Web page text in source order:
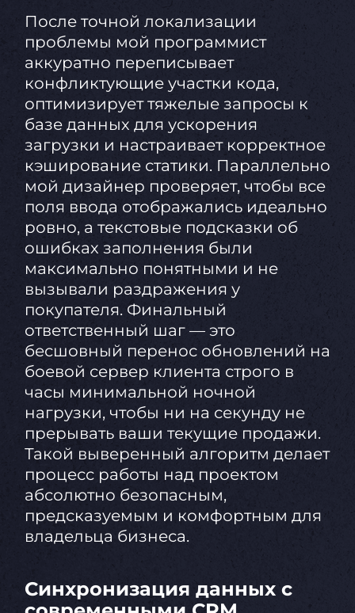
После точной локализации
проблемы мой программист
аккуратно переписывает
конфликтующие участки кода,
оптимизирует тяжелые запросы к
базе данных для ускорения
загрузки и настраивает корректное
кэширование статики. Параллельно
мой дизайнер проверяет, чтобы все
поля ввода отображались идеально
ровно, а текстовые подсказки об
ошибках заполнения были
максимально понятными и не
вызывали раздражения у
покупателя. Финальный
ответственный шаг — это
бесшовный перенос обновлений на
боевой сервер клиента строго в
часы минимальной ночной
нагрузки, чтобы ни на секунду не
прерывать ваши текущие продажи.
Такой выверенный алгоритм делает
процесс работы над проектом
абсолютно безопасным,
предсказуемым и комфортным для
владельца бизнеса.
Синхронизация данных с